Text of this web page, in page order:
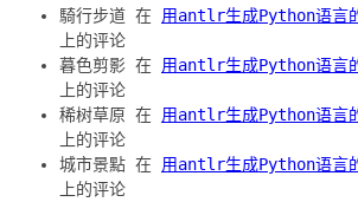
騎行步道 在 用antlr生成Python语言
上的评论
暮色剪影 在 用antlr生成Python语言
上的评论
稀树草原 在 用antlr生成Python语言
上的评论
城市景點 在 用antlr生成Python语言
上的评论